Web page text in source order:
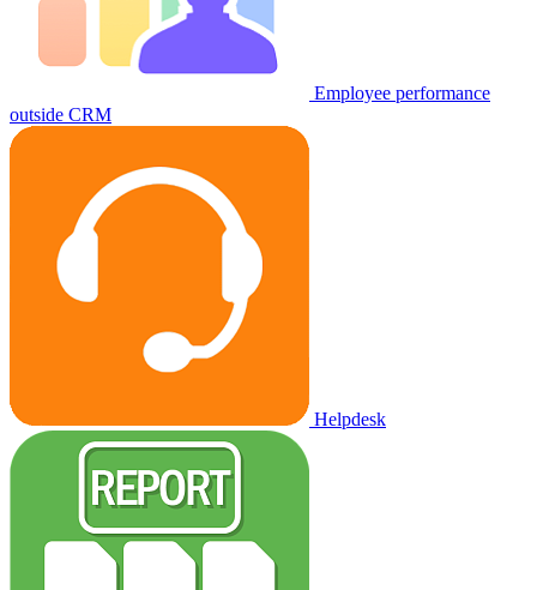
Employee performance
outside CRM
Helpdesk